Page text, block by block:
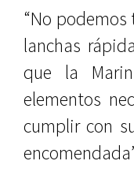
“No podemos
lanchas
que la
elementos
cumplir con